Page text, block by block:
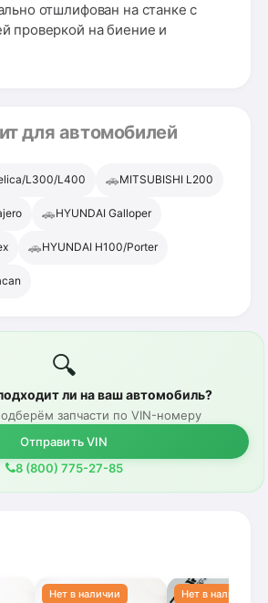
отшлифован на станке с
проверкой на биение и
для автомобилей
L300/L400 🚗MITSUBISHI L200
🚗HYUNDAI Galloper
🚗HYUNDAI H100/Porter
🔍
ли на ваш автомобиль?
запчасти по VIN-номеру
Отправить VIN
8 (800) 775-27-85